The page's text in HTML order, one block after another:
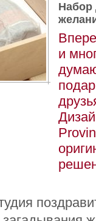
Набор
и